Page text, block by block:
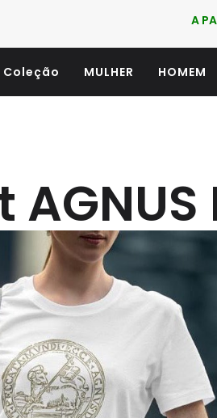
A
Coleção MULHER HOMEM